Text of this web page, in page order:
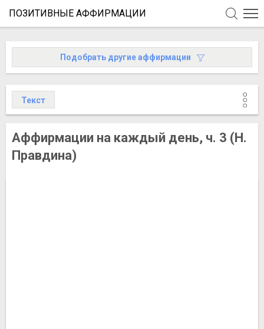
ПОЗИТИВНЫЕ АФФИРМАЦИИ
Подобрать другиеаффирмации
Текст
Аффирмации на каждый день, ч. 3 (Н.
Правдина)